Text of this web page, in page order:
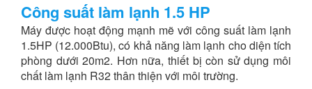
Công suất làm lạnh 1.5 HP
Máy được hoạt động mạnh mẽ với công suất làm lạnh
1.5HP (12.000Btu), có khả năng làm lạnh cho diện tích
phòng dưới 20m2. Hơn nữa, thiết bị còn sử dụng môi
chất làm lạnh R32 thân thiện với môi trường.